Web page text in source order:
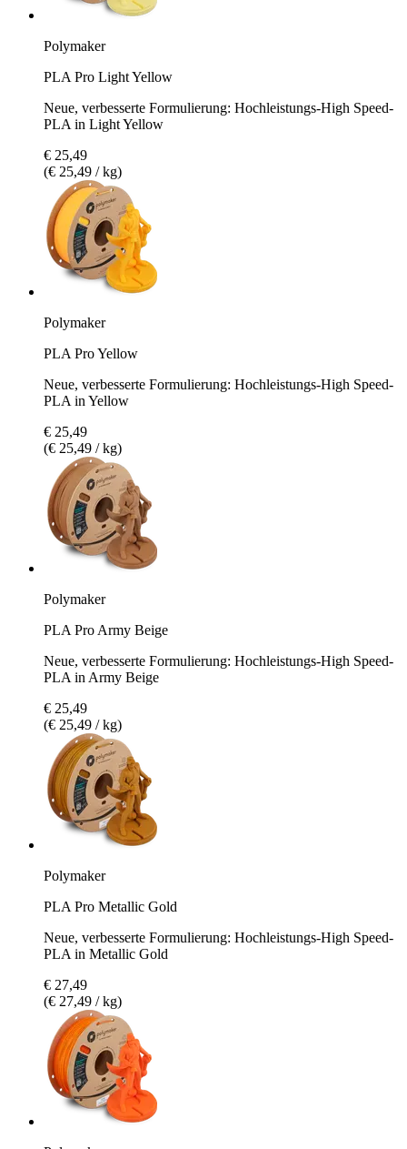
Polymaker
PLA Pro Light Yellow
Neue, verbesserte Formulierung: Hochleistungs-High Speed-
PLA in Light Yellow
€ 25,49
(€ 25,49 / kg)
Polymaker
PLA Pro Yellow
Neue, verbesserte Formulierung: Hochleistungs-High Speed-
PLA in Yellow
€ 25,49
(€ 25,49 / kg)
Polymaker
PLA Pro Army Beige
Neue, verbesserte Formulierung: Hochleistungs-High Speed-
PLA in Army Beige
€ 25,49
(€ 25,49 / kg)
Polymaker
PLA Pro Metallic Gold
Neue, verbesserte Formulierung: Hochleistungs-High Speed-
PLA in Metallic Gold
€ 27,49
(€ 27,49 / kg)